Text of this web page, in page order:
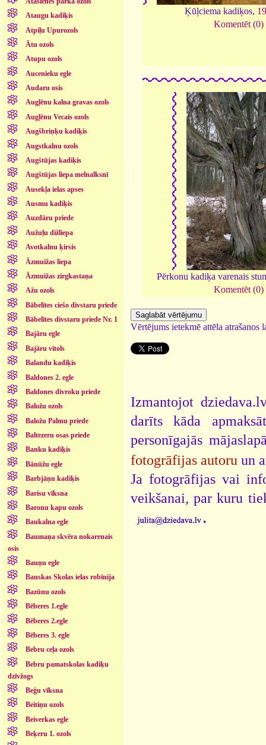
Ataugu kadiķis
Atpiļu Upurozols
Ātu ozols
Atupu ozols
Aucenieku egle
Audaru osis
Augļēnu kalna gravas ozols
Augļēnu Vecais ozols
Augšbriņķu kadiķis
Augstkalnu ozols
Augštūjas kadiķis
Augštūjas liepa melnalksnī
Ausekļa ielas apses
Ausmu kadiķis
Auzdāru priede
Aužuļu dižliepa
Avotkalnu ķirsis
Āzmuižas liepa
Āzmuižas zirgkastaņa
Ažu ozols
Bābelītes ciešo divstaru priede
Bābelītes divstaru priede Nr. 1
Bajāru egle
Bajāru vītols
Balandu kadiķis
Baldones 2. egle
Baldones divroku priede
Baložu ozols
Baložu Palmu priede
Baltezeru osas priede
Banku kadiķis
Bānūžu egle
Barbjāņu kadiķis
Barisu vīksna
Baronu kapu ozols
Baukalna egle
Baumaņa skvēra nokarenais
osis
Bauņu egle
Bauskas Skolas ielas robīnija
Bazūnu ozols
Bēberes 1.egle
Bēberes 2.egle
Bēberes 3. egle
Bebru ceļa ozols
Bebru pamatskolas kadiķu
dzīvžogs
Beģu vīksna
Beitiņu ozols
Beiverkas egle
Beķeru 1. ozols
Ķūļciema kadiķos,
Komentēt (0)
Pērkonu kadiķa varenais
Komentēt (0)
Vērtējums ietekmē attēla atrašanos
Izmantojot
darīts kāda
personīgajās
fotogrāfijas autoru un
Ja fotogrāfijas vai
veikšanai, par kuru
.